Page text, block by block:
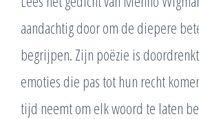
aandachtig door om de diepere
begrijpen. Zijn poëzie is
emoties die pas tot hun recht
tijd neemt om elk woord te laten